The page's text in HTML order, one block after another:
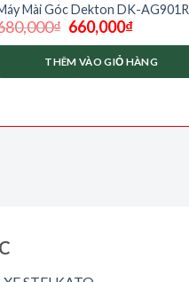
Mài Góc Dekton DK-AG901R
tự khởi động lại
₫ Giá
gốc
là:
680,000₫.
660,000₫Giá
hiện
tại
là:
THÊM VÀO GIỎ HÀNG